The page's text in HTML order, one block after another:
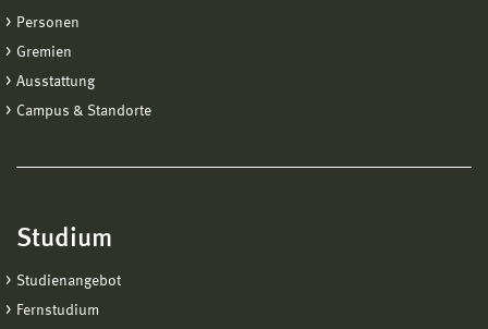
Personen
Gremien
Ausstattung
Campus & Standorte
Studium
Studienangebot
Fernstudium